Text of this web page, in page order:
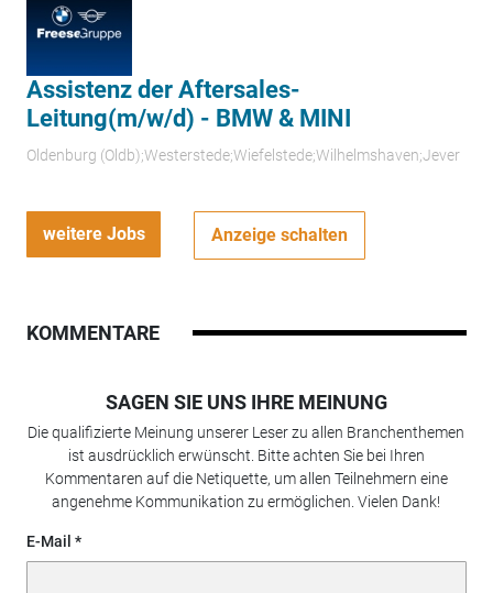
Assistenz der Aftersales-
Leitung(m/w/d) - BMW & MINI
Oldenburg (Oldb);Westerstede;Wiefelstede;Wilhelmshaven;Jever
weitere Jobs Anzeige schalten
KOMMENTARE
SAGEN SIE UNS IHRE MEINUNG
Die qualifizierte Meinung unserer Leser zu allen Branchenthemen
ist ausdrücklich erwünscht. Bitte achten Sie bei Ihren
Kommentaren auf die Netiquette, um allen Teilnehmern eine
angenehme Kommunikation zu ermöglichen. Vielen Dank!
E-Mail